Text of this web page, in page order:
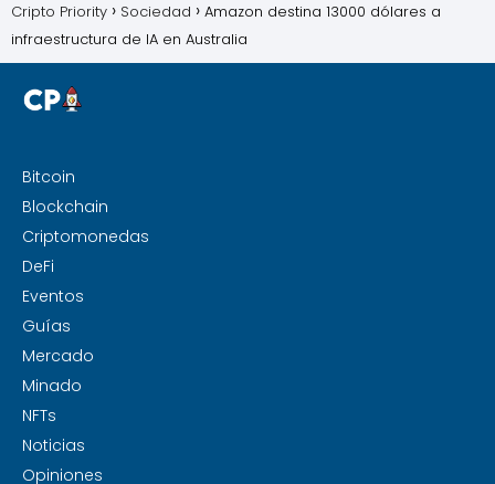
Cripto Priority Sociedad
Amazon destina 13000 dólares a
infraestructura de IA en Australia
Bitcoin
Blockchain
Criptomonedas
DeFi
Eventos
Guías
Mercado
Minado
NFTs
Noticias
Opiniones